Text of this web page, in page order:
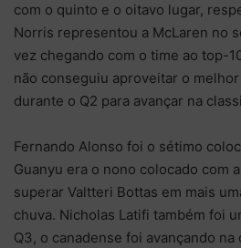
com o quinto e o oitavo lugar,
Norris representou a McLaren no
vez chegando com o time ao top-
não conseguiu aproveitar o
durante o Q2 para avançar na
Fernando Alonso foi o sétimo
Guanyu era o nono colocado com
superar Valtteri Bottas em mais
chuva. Nicholas Latifi também foi
Q3, o canadense foi avançando na